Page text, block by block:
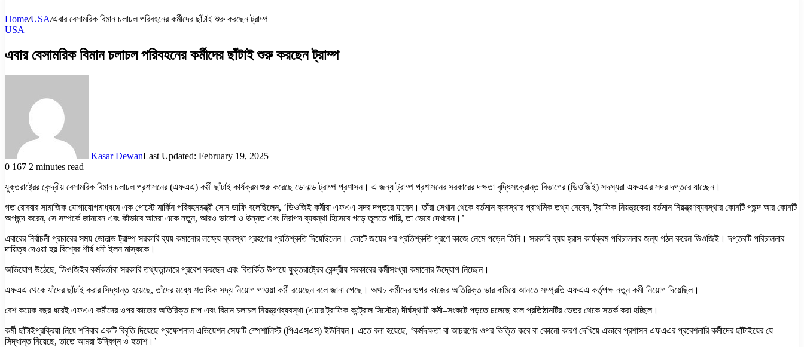
Home/USA/এবার বেসামরিক বিমান চলাচল পরিবহনের কর্মীদের ছাঁটাই শুরু করছেন ট্রাম্প
USA
এবার বেসামরিক বিমান চলাচল পরিবহনের কর্মীদের ছাঁটাই শুরু করছেন ট্রাম্প
Kasar DewanLast Updated: February 19, 2025
0 167 2 minutes read
যুক্তরাষ্ট্রের কেন্দ্রীয় বেসামরিক বিমান চলাচল প্রশাসনের (এফএএ) কর্মী ছাঁটাই কার্যক্রম শুরু করেছে ডোনাল্ড ট্রাম্প প্রশাসন। এ জন্য ট্রাম্প প্রশাসনের সরকারের দক্ষতা বৃদ্ধিসংক্রান্ত বিভাগের (ডিওজিই) সদস্যরা এফএএর সদর দপ্তরে যাচ্ছেন।
গত রোববার সামাজিক যোগাযোগমাধ্যমে এক পোস্টে মার্কিন পরিবহনমন্ত্রী সোন ডাফি বলেছিলেন, ‘ডিওজিই কর্মীরা এফএএ সদর দপ্তরে যাবেন। তাঁরা সেখান থেকে বর্তমান ব্যবস্থার প্রাথমিক তথ্য নেবেন, ট্রাফিক নিয়ন্ত্রকেরা বর্তমান নিয়ন্ত্রণব্যবস্থার কোনটি পছন্দ আর কোনটি
অপছন্দ করেন, সে সম্পর্কে জানবেন এবং কীভাবে আমরা একে নতুন, আরও ভালো ও উন্নত এবং নিরাপদ ব্যবস্থা হিসেবে গড়ে তুলতে পারি, তা ভেবে দেখবেন।’
এবারের নির্বাচনী প্রচারের সময় ডোনাল্ড ট্রাম্প সরকারি ব্যয় কমানোর লক্ষ্যে ব্যবস্থা গ্রহণের প্রতিশ্রুতি দিয়েছিলেন। ভোটে জয়ের পর প্রতিশ্রুতি পূরণে কাজে নেমে পড়েন তিনি। সরকারি ব্যয় হ্রাস কার্যক্রম পরিচালনার জন্য গঠন করেন ডিওজিই। দপ্তরটি পরিচালনার
দায়িত্ব দেওয়া হয় বিশ্বের শীর্ষ ধনী ইলন মাস্ককে।
অভিযোগ উঠেছে, ডিওজিইর কর্মকর্তারা সরকারি তথ্যভান্ডারে প্রবেশ করছেন এবং বিতর্কিত উপায়ে যুক্তরাষ্ট্রের কেন্দ্রীয় সরকারের কর্মীসংখ্যা কমানোর উদ্যোগ নিচ্ছেন।
এফএএ থেকে যাঁদের ছাঁটাই করার সিদ্ধান্ত হয়েছে, তাঁদের মধ্যে শতাধিক সদ্য নিয়োগ পাওয়া কর্মী রয়েছেন বলে জানা গেছে। অথচ কর্মীদের ওপর কাজের অতিরিক্ত ভার কমিয়ে আনতে সম্প্রতি এফএএ কর্তৃপক্ষ নতুন কর্মী নিয়োগ দিয়েছিল।
বেশ কয়েক বছর ধরেই এফএএ কর্মীদের ওপর কাজের অতিরিক্ত চাপ এবং বিমান চলাচল নিয়ন্ত্রণব্যবস্থা (এয়ার ট্রাফিক কন্ট্রোল সিস্টেম) দীর্ঘস্থায়ী কর্মী–সংকটে পড়তে চলেছে বলে প্রতিষ্ঠানটির ভেতর থেকে সতর্ক করা হচ্ছিল।
কর্মী ছাঁটাইপ্রক্রিয়া নিয়ে শনিবার একটি বিবৃতি দিয়েছে প্রফেশনাল এভিয়েশন সেফটি স্পেশালিস্ট (পিএএসএস) ইউনিয়ন। এতে বলা হয়েছে, ‘কর্মদক্ষতা বা আচরণের ওপর ভিত্তি করে বা কোনো কারণ দেখিয়ে এভাবে প্রশাসন এফএএর প্রবেশনারি কর্মীদের ছাঁটাইয়ের যে
সিদ্ধান্ত নিয়েছে, তাতে আমরা উদ্বিগ্ন ও হতাশ।’